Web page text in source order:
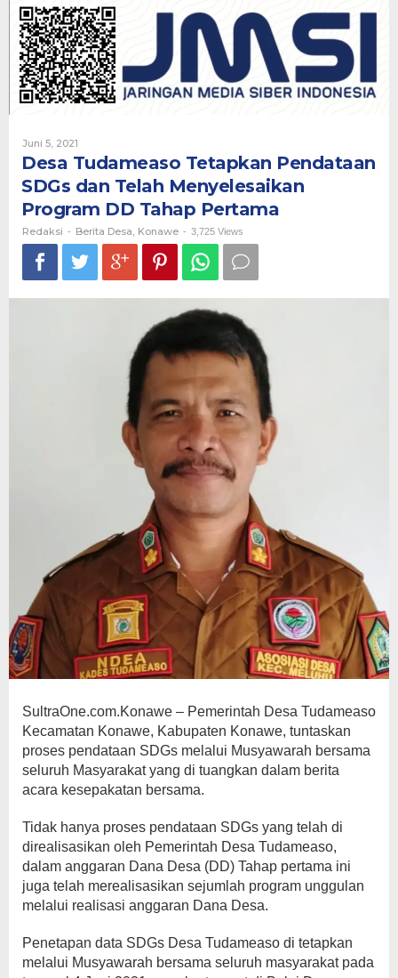
SDGs
Menyelesaikan
Program
Juni 5, 2021
Redaksi
Desa Tudameaso Tetapkan Pendataan
SDGs dan Telah Menyelesaikan
Program DD Tahap Pertama
Redaksi - Berita Desa Konawe - 3,725 Views
SultraOne.com.Konawe – Pemerintah Desa Tudameaso
Kecamatan Konawe, Kabupaten Konawe, tuntaskan
proses pendataan SDGs melalui Musyawarah bersama
seluruh Masyarakat yang di tuangkan dalam berita
acara kesepakatan bersama.
Tidak hanya proses pendataan SDGs yang telah di
direalisasikan oleh Pemerintah Desa Tudameaso,
dalam anggaran Dana Desa (DD) Tahap pertama ini
juga telah merealisasikan sejumlah program unggulan
melalui realisasi anggaran Dana Desa.
Penetapan data SDGs Desa Tudameaso di tetapkan
melalui Musyawarah bersama seluruh masyarakat pada